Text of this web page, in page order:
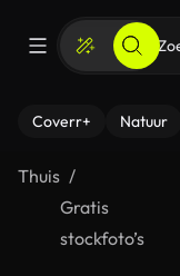
Coverr+ Natuur
Thuis
Gratis
stockfoto’s